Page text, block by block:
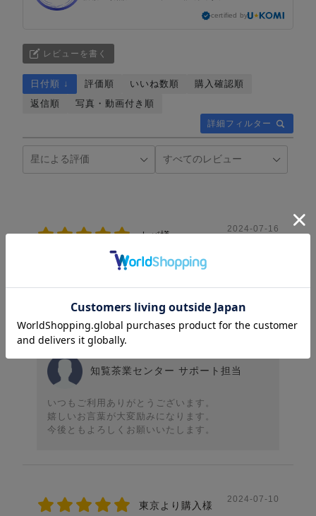
certified by
レビューを書く
詳細フィルター
日付順 ↓ 評価順 いいね数順
購入確認順
返信順
写真・動画付き順
カバ様
2024-07-16
安値で いい贈り物が 出来ました。
サイトからの返信
知覧茶業センター サポート担当
いつもご利用ありがとうございます。
嬉しいお言葉が大変励みになります。
今後ともよろしくお願いいたします。
東京より購入様
2024-07-10